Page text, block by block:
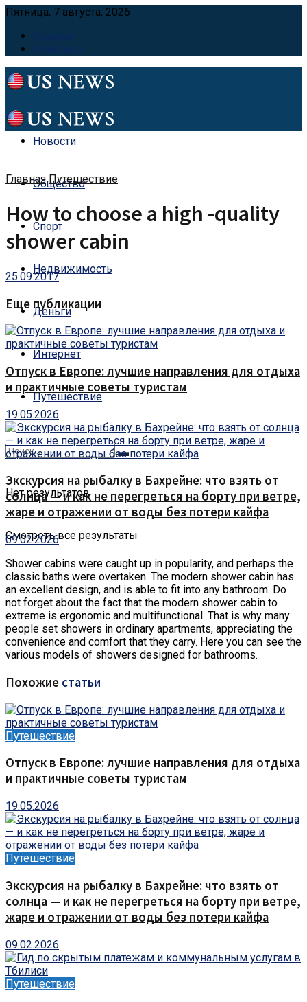
Пятница, 7 августа, 2026
Главная
Контакты
Новости
Общество
Спорт
Недвижимость
Деньги
Интернет
Путешествие
Нет результатов
Смотреть все результаты
Главная Путешествие
How to choose a high -quality
shower cabin
25.09.2017
Еще публикации
Отпуск в Европе: лучшие направления для отдыха
и практичные советы туристам
19.05.2026
Экскурсия на рыбалку в Бахрейне: что взять от
солнца — и как не перегреться на борту при ветре,
жаре и отражении от воды без потери кайфа
09.02.2026
Shower cabins were caught up in popularity, and perhaps the
classic baths were overtaken. The modern shower cabin has
an excellent design, and is able to fit into any bathroom. Do
not forget about the fact that the modern shower cabin to
extreme is ergonomic and multifunctional. That is why many
people set showers in ordinary apartments, appreciating the
convenience and comfort that they carry. Here you can see the
various models of showers designed for bathrooms.
Похожие статьи
Путешествие
Отпуск в Европе: лучшие направления для отдыха
и практичные советы туристам
19.05.2026
Путешествие
Экскурсия на рыбалку в Бахрейне: что взять от
солнца — и как не перегреться на борту при ветре,
жаре и отражении от воды без потери кайфа
09.02.2026
Путешествие